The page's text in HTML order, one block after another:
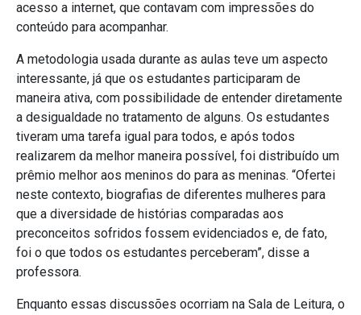
acesso a internet, que contavam com impressões do
conteúdo para acompanhar.
A metodologia usada durante as aulas teve um aspecto
interessante, já que os estudantes participaram de
maneira ativa, com possibilidade de entender diretamente
a desigualdade no tratamento de alguns. Os estudantes
tiveram uma tarefa igual para todos, e após todos
realizarem da melhor maneira possível, foi distribuído um
prêmio melhor aos meninos do para as meninas. “Ofertei
neste contexto, biografias de diferentes mulheres para
que a diversidade de histórias comparadas aos
preconceitos sofridos fossem evidenciados e, de fato,
foi o que todos os estudantes perceberam”, disse a
professora.
Enquanto essas discussões ocorriam na Sala de Leitura, o